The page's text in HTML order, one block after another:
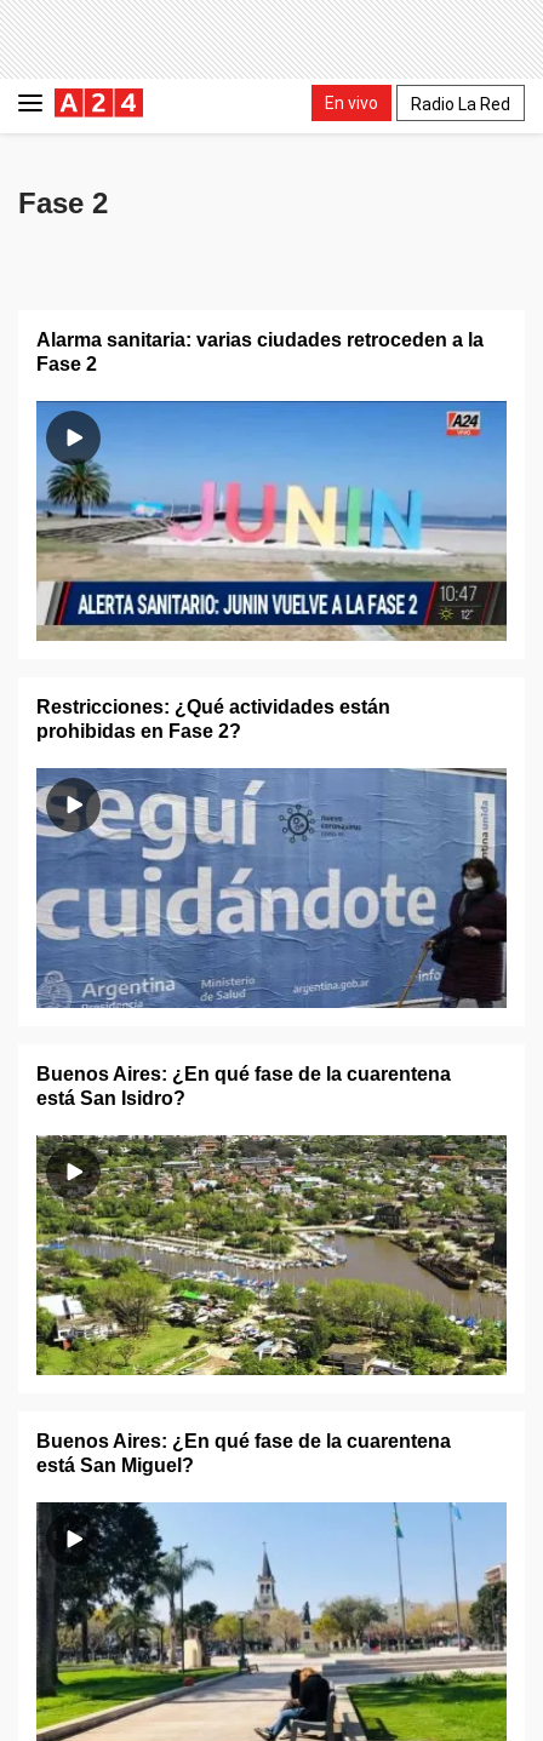
En vivo Radio La Red
Fase 2
Alarma sanitaria: varias ciudades retroceden a la
Fase 2
Restricciones: ¿Qué actividades están
prohibidas en Fase 2?
Buenos Aires: ¿En qué fase de la cuarentena
está San Isidro?
Buenos Aires: ¿En qué fase de la cuarentena
está San Miguel?